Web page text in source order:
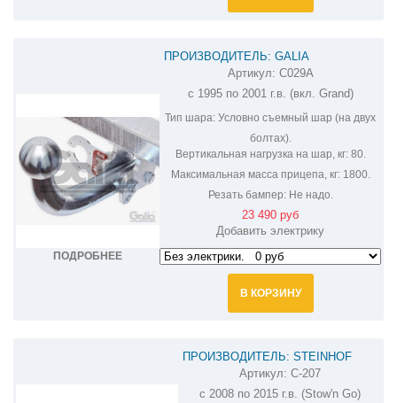
ПОДРОБНЕЕ
ПРОИЗВОДИТЕЛЬ: GALIA
ОЦИНКОВАННЫЙ ФАРКОП НА
CHRYSLER VOYAGER C029A
Артикул: C029A
с 1995 по 2001 г.в. (вкл. Grand)
Тип шара: Условно съемный шар (на двух
болтах).
Вертикальная нагрузка на шар, кг:80.
Максимальная масса прицепа, кг:1800.
Резать бампер:Не надо.
23 490 руб
Добавить электрику
В КОРЗИНУ
ПРОИЗВОДИТЕЛЬ: STEINHOF
ФАРКОП НА CHRYSLER GRAND
VOYAGER C-207
Артикул: C-207
с 2008 по 2015 г.в. (Stow'n Go)